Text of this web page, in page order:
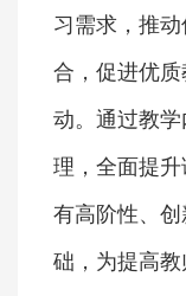
习需求，推
合，促进优
动。通过教
理，全面提
有高阶性、创
础，为提高